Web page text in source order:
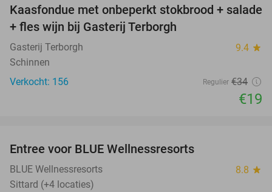
44%
Kaasfondue met onbeperkt stokbrood + salade
+ fles wijn bij Gasterij Terborgh
Gasterij Terborgh 9.4 star
Schinnen
Verkocht: 156
Regulier €34
€19
Entree voor BLUE Wellnessresorts
BLUE Wellnessresorts 8.8 star
Sittard (+4 locaties)